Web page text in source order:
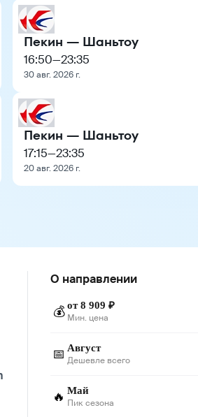
Пекин — Шаньтоу
16:50—23:35
30 авг. 2026 г.
Пекин — Шаньтоу
17:15—23:35
20 авг. 2026 г.
О направлении
💰 от 8 909 ₽
Мин. цена
📅 Август
Дешевле всего
🔥 Май
Пик сезона